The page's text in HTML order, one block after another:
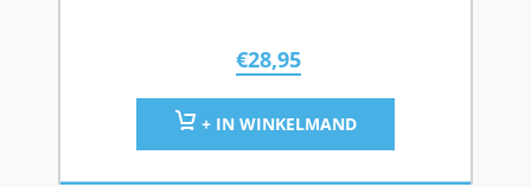
€28,95
+ IN WINKELMAND